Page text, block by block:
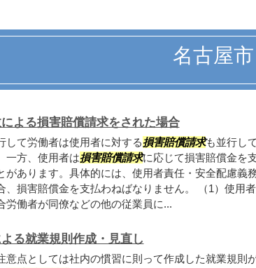
名古屋
よる損害賠償請求をされた場合
して労働者は使用者に対する損害賠償請求も並行し
一方、使用者は損害賠償請求に応じて損害賠償金を
があります。具体的には、使用者責任・安全配慮義
、損害賠償金を支払わねばなりません。 （1）使用
労働者が同僚などの他の従業員に...
る就業規則作成・見直し
意点としては社内の慣習に則って作成した就業規則